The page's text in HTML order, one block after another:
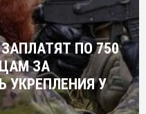
ПО 750
ЗА
УКРЕПЛЕНИЯ У